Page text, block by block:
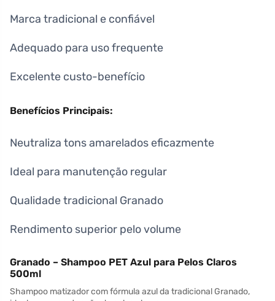
Marca tradicional e confiável
Adequado para uso frequente
Excelente custo-benefício
Benefícios Principais:
Neutraliza tons amarelados eficazmente
Ideal para manutenção regular
Qualidade tradicional Granado
Rendimento superior pelo volume
Granado – Shampoo PET Azul para Pelos Claros
500ml
Shampoo matizador com fórmula azul da tradicional Granado,